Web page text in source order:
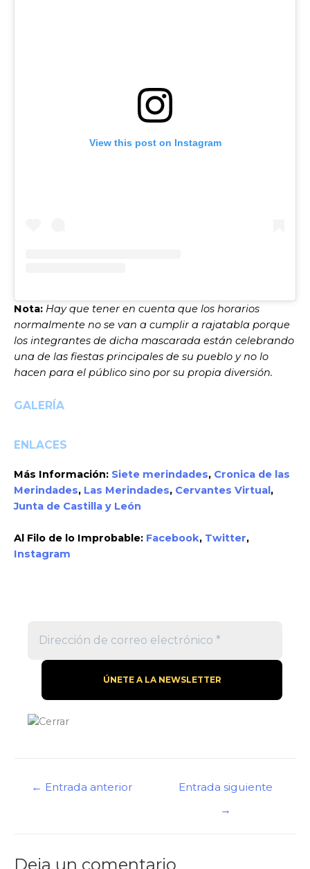
View this post on Instagram
Nota: Hay que tener en cuenta que los horarios
normalmente no se van a cumplir a rajatabla porque
los integrantes de dicha mascarada están celebrando
una de las fiestas principales de su pueblo y no lo
hacen para el público sino por su propia diversión.
GALERÍA
ENLACES
Más Información: Siete merindades, Cronica de las
Merindades, Las Merindades, Cervantes Virtual,
Junta de Castilla y León
Al Filo de lo Improbable: Facebook, Twitter,
Instagram
← Entrada anterior
Entrada siguiente
→
Deja un comentario